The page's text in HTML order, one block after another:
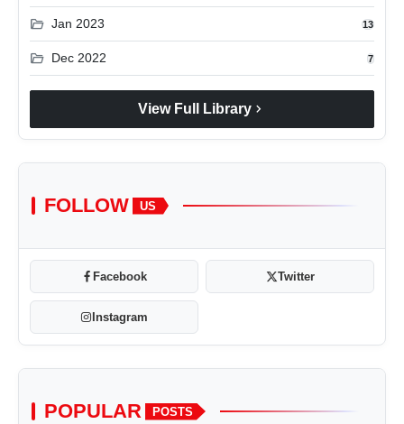
folder_open Jan 2023 13
folder_open Dec 2022 7
View Full Library chevron_right
FOLLOW US
Facebook Twitter
Instagram
POPULAR POSTS